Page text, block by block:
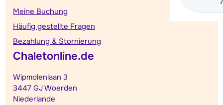
Meine Buchung
Häufig gestellte Fragen
Bezahlung & Stornierung
Chaletonline.de
Wipmolenlaan 3
3447 GJ Woerden
Niederlande